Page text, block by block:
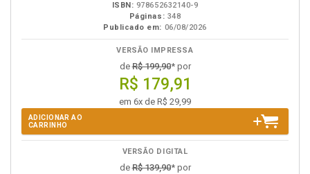
ISBN: 978652632140-9
Páginas: 348
Publicado em: 06/08/2026
VERSÃO IMPRESSA
deR$ 199,90* por
R$ 179,91
em 6x de R$ 29,99
ADICIONAR AO
CARRINHO
VERSÃO DIGITAL
deR$ 139,90* por